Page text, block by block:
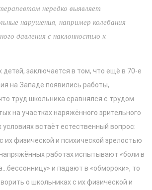
нередко выявляет
нарушения, например колебания
давления с наклонностью к
детей, заключается в том, что ещё в 70-е
на Западе появились работы,
труд школьника сравнялся с трудом
на участках наряжённого зрительного
условиях встаёт естественный вопрос:
их физической и психической зрелостью
работах испытывают «боли в
и падают в «обмороки», то
о школьниках с их физической и